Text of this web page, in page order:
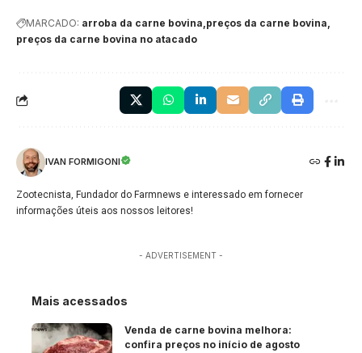
MARCADO: arroba da carne bovina preços da carne bovina
preços da carne bovina no atacado
IVAN FORMIGONI
Zootecnista, Fundador do Farmnews e interessado em fornecer
informações úteis aos nossos leitores!
- ADVERTISEMENT -
Mais acessados
Venda de carne bovina melhora:
confira preços no início de agosto